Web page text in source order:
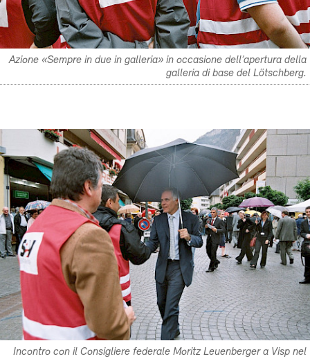
Azione «Sempre in due in galleria» in occasione dell’apertura della
galleria di base del Lötschberg.
Incontro con il Consigliere federale Moritz Leuenberger a Visp nel